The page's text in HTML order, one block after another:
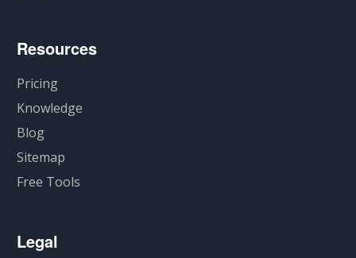
Resources
Pricing
Knowledge
Blog
Sitemap
Free Tools
Legal